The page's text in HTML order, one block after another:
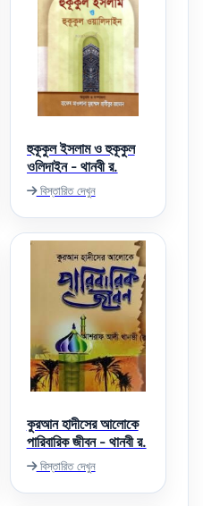
হুকূকুল ইসলাম ও হুকূকুল
ওলিদাইন - থানবী র.
বিস্তারিত দেখুন
কুরআন হাদীসের আলোকে
পারিবারিক জীবন - থানবী র.
বিস্তারিত দেখুন